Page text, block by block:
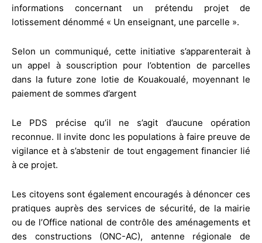
informations concernant un prétendu projet de
lotissement dénommé « Un enseignant, une parcelle ».
Selon un communiqué, cette initiative s’apparenterait à
un appel à souscription pour l’obtention de parcelles
dans la future zone lotie de Kouakoualé, moyennant le
paiement de sommes d’argent
Le PDS précise qu’il ne s’agit d’aucune opération
reconnue. Il invite donc les populations à faire preuve de
vigilance et à s’abstenir de tout engagement financier lié
à ce projet.
Les citoyens sont également encouragés à dénoncer ces
pratiques auprès des services de sécurité, de la mairie
ou de l’Office national de contrôle des aménagements et
des constructions (ONC-AC), antenne régionale de